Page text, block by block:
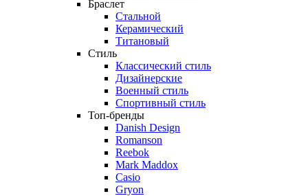
Браслет
Стальной
Керамический
Титановый
Стиль
Классический стиль
Дизайнерские
Военный стиль
Спортивный стиль
Топ-бренды
Danish Design
Romanson
Reebok
Mark Maddox
Casio
Gryon